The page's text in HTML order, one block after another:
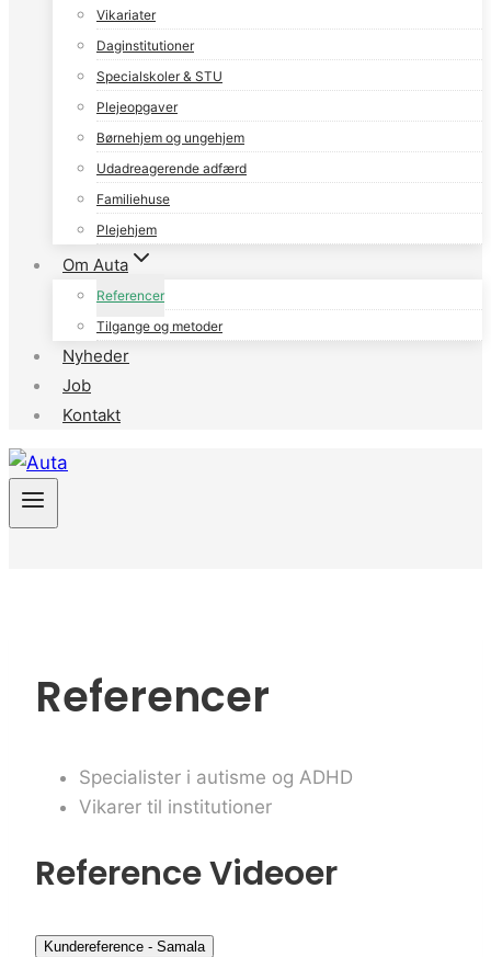
Vikariater
Daginstitutioner
Specialskoler & STU
Plejeopgaver
Børnehjem og ungehjem
Udadreagerende adfærd
Familiehuse
Plejehjem
Om Auta
Referencer
Tilgange og metoder
Nyheder
Job
Kontakt
Referencer
Specialister i autisme og ADHD
Vikarer til institutioner
Reference Videoer
Kundereference - Samala